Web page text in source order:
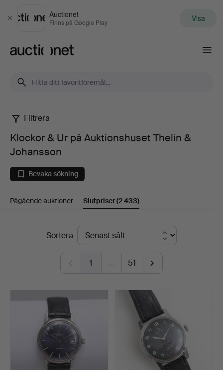
Stäng
Auctionet
Finns på Google Play Visa
Klockor
&
Ur
på
Johansson
Filtrera
Klockor & Ur på Auktionshuset Thelin &
Johansson
Bevaka sökning
Pågående auktioner Slutpriser(2 433)
SlutpriserSortera
1 … 51